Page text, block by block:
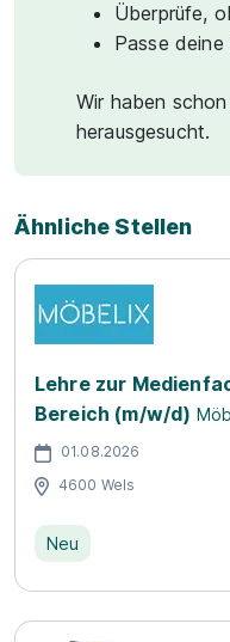
Überprüfe,
Passe deine
Wir haben
herausgesucht.
Ähnliche Stellen
Lehre zur
Bereich (m/w/d)
01.08.2026
4600 Wels
Neu